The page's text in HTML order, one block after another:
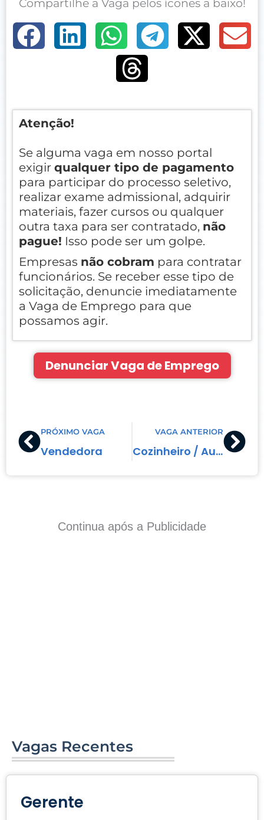
Compartilhe a Vaga pelos ícones a baixo!
Atenção!
Se alguma vaga em nosso portal
exigir qualquer tipo de pagamento
para participar do processo seletivo,
realizar exame admissional, adquirir
materiais, fazer cursos ou qualquer
outra taxa para ser contratado, não
pague! Isso pode ser um golpe.
Empresas não cobram para contratar
funcionários. Se receber esse tipo de
solicitação, denuncie imediatamente
a Vaga de Emprego para que
possamos agir.
Denunciar Vaga de Emprego
Prev
PRÓXIMO VAGA
Vendedora
VAGA ANTERIOR
Cozinheiro / Auxiliar de Cozinha
Continua após a Publicidade
Vagas Recentes
Gerente